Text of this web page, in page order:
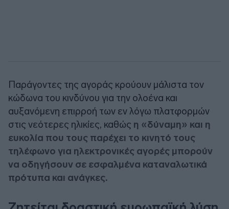
Παράγοντες της αγοράς κρούουν μάλιστα τον
κώδωνα του κινδύνου για την ολοένα και
αυξανόμενη επιρροή των εν λόγω πλατφορμών
στις νεότερες ηλικίες, καθώς η «δύναμη» και η
ευκολία που τους παρέχει το κινητό τους
τηλέφωνο για ηλεκτρονικές αγορές μπορούν
να οδηγήσουν σε εσφαλμένα καταναλωτικά
πρότυπα και ανάγκες.